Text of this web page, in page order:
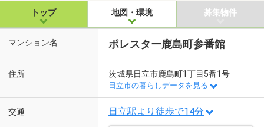
トップ 地図・環境 募集物件
マンション名 ポレスター鹿島町参番館
住所 茨城県日立市鹿島町1丁目5番1号
日立市の暮らしデータを見る
交通 日立駅より徒歩で14分